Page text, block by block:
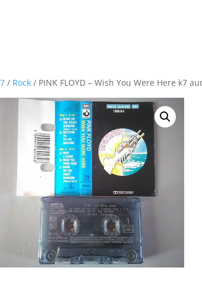
/ Rock / PINK FLOYD – Wish You Were Here k7